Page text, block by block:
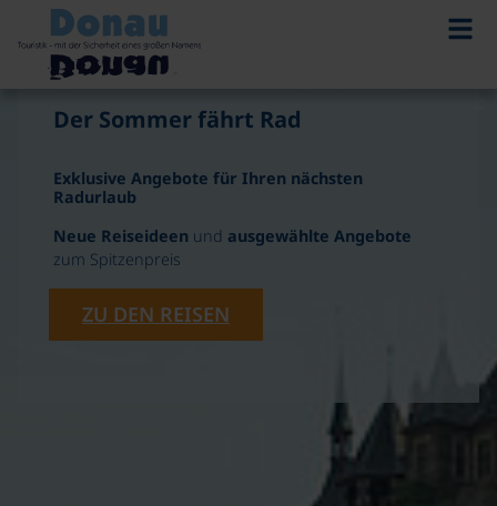
Der Sommer fährt Rad
Exklusive Angebote für Ihren nächsten
Radurlaub
Neue Reiseideen und ausgewählte Angebote
zum Spitzenpreis
ZU DEN REISEN